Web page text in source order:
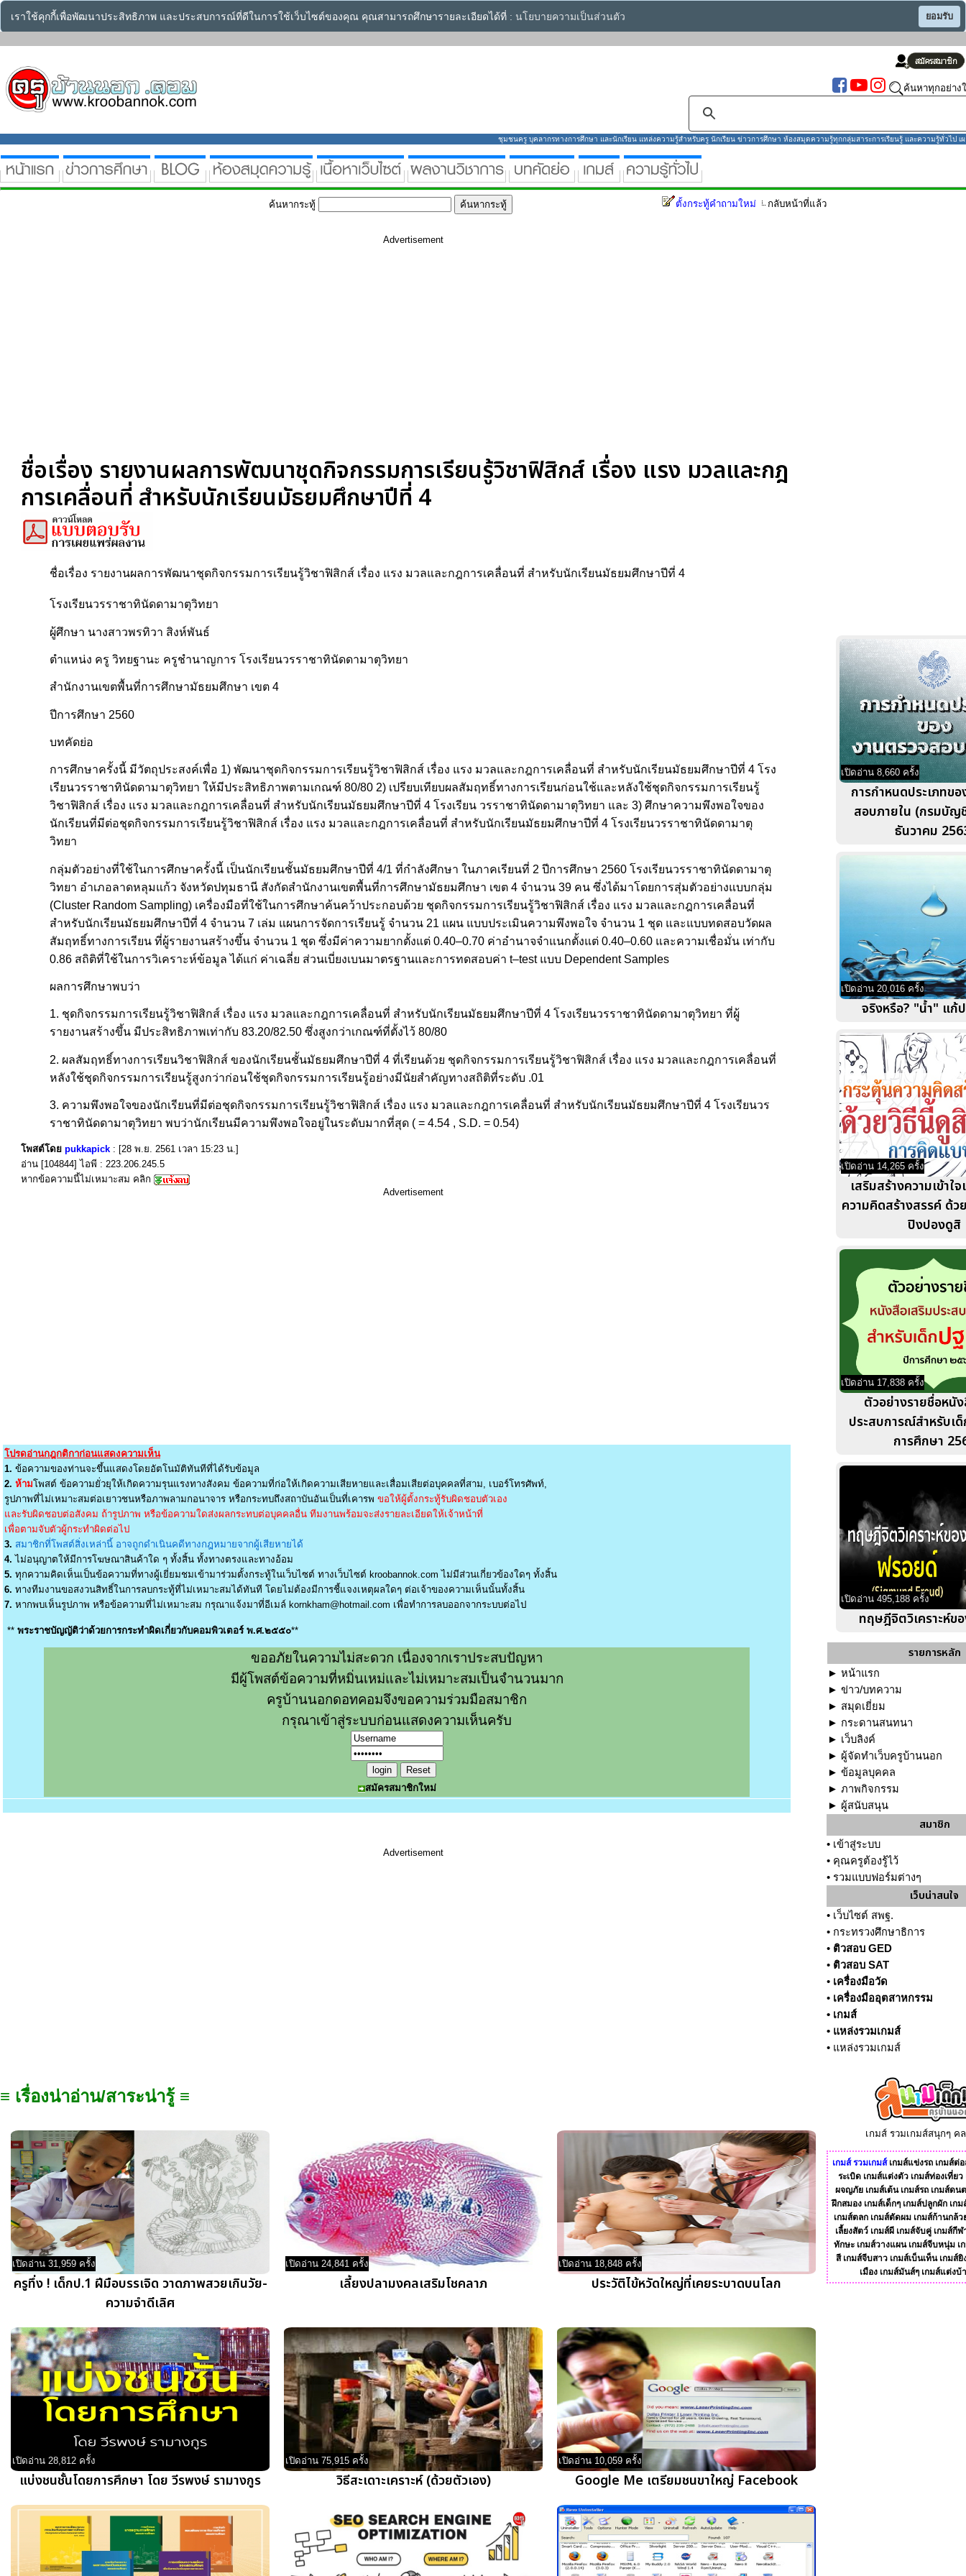
เราใช้คุกกี้เพื่อพัฒนาประสิทธิภาพ และประสบการณ์ที่ดีในการใช้เว็บไซต์ของคุณ คุณสามารถศึกษารายละเอียดได้ที่ : นโยบายความเป็นส่วนตัว ยอมรับ
ค้นหาทุกอย่าง
ชุมชนครู บุคลากรทางการศึกษา และนักเรียน แหล่งความรู้สำหรับครู นักเรียน ข่าวการศึกษา ห้องสมุดความรู้ทุกกลุ่มสาระการเรียนรู้ และความรู้ทั่วไป เ
ค้นหากระทู้ ตั้งกระทู้คำถามใหม่ กลับหน้าที่แล้ว
Advertisement
ชื่อเรื่อง รายงานผลการพัฒนาชุดกิจกรรมการเรียนรู้วิชาฟิสิกส์ เรื่อง แรง มวลและกฎ
การเคลื่อนที่ สำหรับนักเรียนมัธยมศึกษาปีที่ 4
ชื่อเรื่อง รายงานผลการพัฒนาชุดกิจกรรมการเรียนรู้วิชาฟิสิกส์ เรื่อง แรง มวลและกฎการเคลื่อนที่ สำหรับนักเรียนมัธยมศึกษาปีที่ 4
โรงเรียนวรราชาทินัดดามาตุวิทยา
ผู้ศึกษา นางสาวพรทิวา สิงห์พันธ์
ตำแหน่ง ครู วิทยฐานะ ครูชำนาญการ โรงเรียนวรราชาทินัดดามาตุวิทยา
สำนักงานเขตพื้นที่การศึกษามัธยมศึกษา เขต 4
ปีการศึกษา 2560
บทคัดย่อ
การศึกษาครั้งนี้ มีวัตถุประสงค์เพื่อ 1) พัฒนาชุดกิจกรรมการเรียนรู้วิชาฟิสิกส์ เรื่อง แรง มวลและกฎการเคลื่อนที่ สำหรับนักเรียนมัธยมศึกษาปีที่ 4 โรง
เรียนวรราชาทินัดดามาตุวิทยา ให้มีประสิทธิภาพตามเกณฑ์ 80/80 2) เปรียบเทียบผลสัมฤทธิ์ทางการเรียนก่อนใช้และหลังใช้ชุดกิจกรรมการเรียนรู้
วิชาฟิสิกส์ เรื่อง แรง มวลและกฎการเคลื่อนที่ สำหรับนักเรียนมัธยมศึกษาปีที่ 4 โรงเรียน วรราชาทินัดดามาตุวิทยา และ 3) ศึกษาความพึงพอใจของ
นักเรียนที่มีต่อชุดกิจกรรมการเรียนรู้วิชาฟิสิกส์ เรื่อง แรง มวลและกฎการเคลื่อนที่ สำหรับนักเรียนมัธยมศึกษาปีที่ 4 โรงเรียนวรราชาทินัดดามาตุ
วิทยา
กลุ่มตัวอย่างที่ใช้ในการศึกษาครั้งนี้ เป็นนักเรียนชั้นมัธยมศึกษาปีที่ 4/1 ที่กำลังศึกษา ในภาคเรียนที่ 2 ปีการศึกษา 2560 โรงเรียนวรราชาทินัดดามาตุ
วิทยา อำเภอลาดหลุมแก้ว จังหวัดปทุมธานี สังกัดสำนักงานเขตพื้นที่การศึกษามัธยมศึกษา เขต 4 จำนวน 39 คน ซึ่งได้มาโดยการสุ่มตัวอย่างแบบกลุ่ม
(Cluster Random Sampling) เครื่องมือที่ใช้ในการศึกษาค้นคว้าประกอบด้วย ชุดกิจกรรมการเรียนรู้วิชาฟิสิกส์ เรื่อง แรง มวลและกฎการเคลื่อนที่
สำหรับนักเรียนมัธยมศึกษาปีที่ 4 จำนวน 7 เล่ม แผนการจัดการเรียนรู้ จำนวน 21 แผน แบบประเมินความพึงพอใจ จำนวน 1 ชุด และแบบทดสอบวัดผล
สัมฤทธิ์ทางการเรียน ที่ผู้รายงานสร้างขึ้น จำนวน 1 ชุด ซึ่งมีค่าความยากตั้งแต่ 0.40–0.70 ค่าอำนาจจำแนกตั้งแต่ 0.40–0.60 และความเชื่อมั่น เท่ากับ
0.86 สถิติที่ใช้ในการวิเคราะห์ข้อมูล ได้แก่ ค่าเฉลี่ย ส่วนเบี่ยงเบนมาตรฐานและการทดสอบค่า t–test แบบ Dependent Samples
ผลการศึกษาพบว่า
1. ชุดกิจกรรมการเรียนรู้วิชาฟิสิกส์ เรื่อง แรง มวลและกฎการเคลื่อนที่ สำหรับนักเรียนมัธยมศึกษาปีที่ 4 โรงเรียนวรราชาทินัดดามาตุวิทยา ที่ผู้
รายงานสร้างขึ้น มีประสิทธิภาพเท่ากับ 83.20/82.50 ซึ่งสูงกว่าเกณฑ์ที่ตั้งไว้ 80/80
2. ผลสัมฤทธิ์ทางการเรียนวิชาฟิสิกส์ ของนักเรียนชั้นมัธยมศึกษาปีที่ 4 ที่เรียนด้วย ชุดกิจกรรมการเรียนรู้วิชาฟิสิกส์ เรื่อง แรง มวลและกฎการเคลื่อนที่
หลังใช้ชุดกิจกรรมการเรียนรู้สูงกว่าก่อนใช้ชุดกิจกรรมการเรียนรู้อย่างมีนัยสำคัญทางสถิติที่ระดับ .01
3. ความพึงพอใจของนักเรียนที่มีต่อชุดกิจกรรมการเรียนรู้วิชาฟิสิกส์ เรื่อง แรง มวลและกฎการเคลื่อนที่ สำหรับนักเรียนมัธยมศึกษาปีที่ 4 โรงเรียนวร
ราชาทินัดดามาตุวิทยา พบว่านักเรียนมีความพึงพอใจอยู่ในระดับมากที่สุด ( = 4.54 , S.D. = 0.54)
โพสต์โดย pukkapick : [28 พ.ย. 2561 เวลา 15:23 น.]
อ่าน [104844] ไอพี : 223.206.245.5
หากข้อความนี้ไม่เหมาะสม คลิก
Advertisement
โปรดอ่านกฎกติกาก่อนแสดงความเห็น
1. ข้อความของท่านจะขึ้นแสดงโดยอัตโนมัติทันทีที่ได้รับข้อมูล
2. ห้ามโพสต์ ข้อความยั่วยุให้เกิดความรุนแรงทางสังคม ข้อความที่ก่อให้เกิดความเสียหายและเสื่อมเสียต่อบุคคลที่สาม, เบอร์โทรศัพท์,
รูปภาพที่ไม่เหมาะสมต่อเยาวชนหรือภาพลามกอนาจาร หรือกระทบถึงสถาบันอันเป็นที่เคารพ ขอให้ผู้ตั้งกระทู้รับผิดชอบตัวเอง
และรับผิดชอบต่อสังคม ถ้ารูปภาพ หรือข้อความใดส่งผลกระทบต่อบุคคลอื่น ทีมงานพร้อมจะส่งรายละเอียดให้เจ้าหน้าที่
เพื่อตามจับตัวผู้กระทำผิดต่อไป
3. สมาชิกที่โพสต์สิ่งเหล่านี้ อาจถูกดำเนินคดีทางกฎหมายจากผู้เสียหายได้
4. ไม่อนุญาตให้มีการโฆษณาสินค้าใด ๆ ทั้งสิ้น ทั้งทางตรงและทางอ้อม
5. ทุกความคิดเห็นเป็นข้อความที่ทางผู้เยี่ยมชมเข้ามาร่วมตั้งกระทู้ในเว็บไซต์ ทางเว็บไซต์ kroobannok.com ไม่มีส่วนเกี่ยวข้องใดๆ ทั้งสิ้น
6. ทางทีมงานขอสงวนสิทธิ์ในการลบกระทู้ที่ไม่เหมาะสมได้ทันที โดยไม่ต้องมีการชี้แจงเหตุผลใดๆ ต่อเจ้าของความเห็นนั้นทั้งสิ้น
7. หากพบเห็นรูปภาพ หรือข้อความที่ไม่เหมาะสม กรุณาแจ้งมาที่อีเมล์ kornkham@hotmail.com เพื่อทำการลบออกจากระบบต่อไป
** พระราชบัญญัติว่าด้วยการกระทำผิดเกี่ยวกับคอมพิวเตอร์ พ.ศ.๒๕๕๐**
ขออภัยในความไม่สะดวก เนื่องจากเราประสบปัญหา
มีผู้โพสต์ข้อความที่หมิ่นเหม่และไม่เหมาะสมเป็นจำนวนมาก
ครูบ้านนอกดอทคอมจึงขอความร่วมมือสมาชิก
กรุณาเข้าสู่ระบบก่อนแสดงความเห็นครับ
สมัครสมาชิกใหม่
Advertisement
≡ เรื่องน่าอ่าน/สาระน่ารู้ ≡
เปิดอ่าน 31,959 ครั้ง
ครูทึ่ง ! เด็กป.1 ฝีมือบรรเจิด วาดภาพสวยเกินวัย-
ความจำดีเลิศ
เปิดอ่าน 24,841 ครั้ง
เลี้ยงปลามงคลเสริมโชคลาภ
เปิดอ่าน 18,848 ครั้ง
ประวัติไข้หวัดใหญ่ที่เคยระบาดบนโลก
เปิดอ่าน 28,812 ครั้ง
แบ่งชนชั้นโดยการศึกษา โดย วีรพงษ์ รามางกูร
เปิดอ่าน 75,915 ครั้ง
วิธีสะเดาะเคราะห์ (ด้วยตัวเอง)
เปิดอ่าน 10,059 ครั้ง
Google Me เตรียมชนขาใหญ่ Facebook
เปิดอ่าน 8,660 ครั้ง
การกำหนดประเภทข
สอบภายใน (กรมบัญ
ธันวาคม
เปิดอ่าน 20,016 ครั้ง
จริงหรือ? "น้ำ" แก้
เปิดอ่าน 14,265 ครั้ง
เสริมสร้างความเข้าใ
ความคิดสร้างสรรค์ ด้
ปิงปองดูสิ
เปิดอ่าน 17,838 ครั้ง
ตัวอย่างรายชื่อหนั
ประสบการณ์สำหรับเ
การศึกษา
เปิดอ่าน 495,188 ครั้ง
ทฤษฎีจิตวิเคราะห์ข
รายการหลัก
► หน้าแรก
► ข่าว/บทความ
► สมุดเยี่ยม
► กระดานสนทนา
► เว็บลิงค์
► ผู้จัดทำเว็บครูบ้านนอก
► ข้อมูลบุคคล
► ภาพกิจกรรม
► ผู้สนับสนุน
สมาชิก
• เข้าสู่ระบบ
• คุณครูต้องรู้ไว้
• รวมแบบฟอร์มต่างๆ
เว็บน่าสนใจ
• เว็บไซต์ สพฐ.
• กระทรวงศึกษาธิการ
• ติวสอบ GED
• ติวสอบ SAT
• เครื่องมือวัด
• เครื่องมืออุตสาหกรรม
• เกมส์
• แหล่งรวมเกมส์
• แหล่งรวมเกมส์
เกมส์ รวมเกมส์สนุกๆ ค
เกมส์ รวมเกมส์ เกมส์แข่งรถ เกมส์ต่อ
ระเบิด เกมส์แต่งตัว เกมส์ท่องเที่ยว
ผจญภัย เกมส์เต้น เกมส์รถ เกมส์ดน
ฝึกสมอง เกมส์เด็กๆ เกมส์ปลูกผัก เก
เกมส์ตลก เกมส์ตัดผม เกมส์ก้านกล้ว
เลี้ยงสัตว์ เกมส์ผี เกมส์จับคู่ เกมส์กีฬ
ทักษะ เกมส์วางแผน เกมส์จีบหนุ่ม เ
สี เกมส์จีบสาว เกมส์เบ็นเท็น เกมส์ยิ
เมือง เกมส์มันส์ๆ เกมส์แต่งบ้